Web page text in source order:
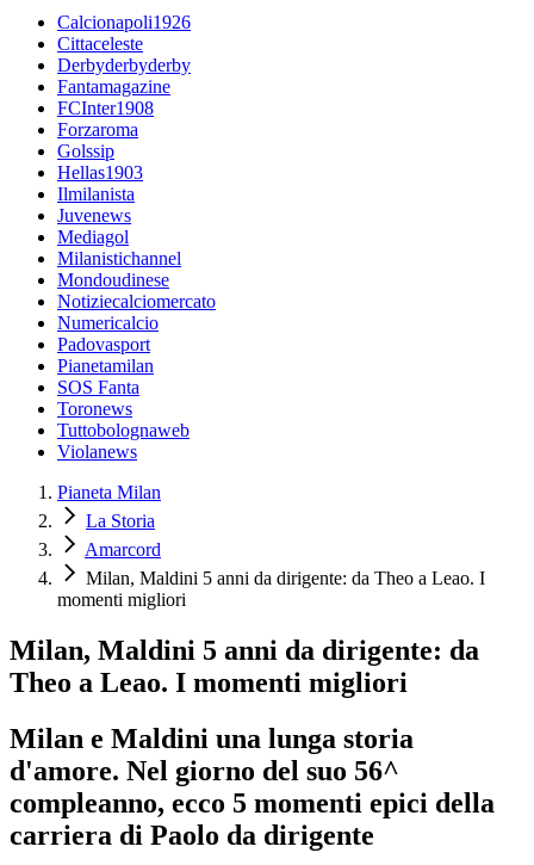
Calcionapoli1926
Cittaceleste
Derbyderbyderby
Fantamagazine
FCInter1908
Forzaroma
Golssip
Hellas1903
Ilmilanista
Juvenews
Mediagol
Milanistichannel
Mondoudinese
Notiziecalciomercato
Numericalcio
Padovasport
Pianetamilan
SOS Fanta
Toronews
Tuttobolognaweb
Violanews
Pianeta Milan
La Storia
Amarcord
Milan, Maldini 5 anni da dirigente: da Theo a Leao. I
momenti migliori
Milan, Maldini 5 anni da dirigente: da
Theo a Leao. I momenti migliori
Milan e Maldini una lunga storia
d'amore. Nel giorno del suo 56^
compleanno, ecco 5 momenti epici della
carriera di Paolo da dirigente